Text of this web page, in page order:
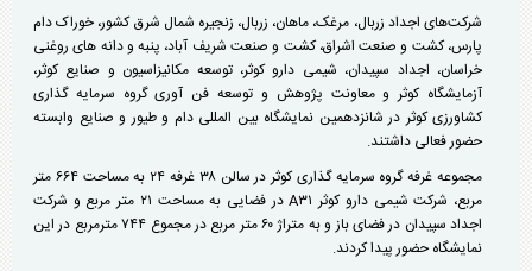
شرکت‌های اجداد زربال، مرغک، ماهان، زربال، زنجیره شمال شرق کشور، خوراک دام
پارس، کشت و صنعت اشراق، کشت و صنعت شریف آباد، پنبه و دانه های روغنی
خراسان، اجداد سپیدان، شیمی دارو کوثر، توسعه مکانیزاسیون و صنایع کوثر،
آزمایشگاه کوثر و معاونت پژوهش و توسعه فن آوری گروه سرمایه گذاری
کشاورزی کوثر در شانزدهمین نمایشگاه بین المللی دام و طیور و صنایع وابسته
حضور فعالی داشتند.
مجموعه غرفه گروه سرمایه گذاری کوثر در سالن ۳۸ غرفه ۲۴ به مساحت ۶۶۴ متر
مربع، شرکت شیمی دارو کوثر A۳۱
در فضایی به مساحت ۲۱ متر مربع و شرکت
اجداد سپیدان در فضای باز و به متراژ ۶۰ متر مربع در مجموع ۷۴۴ مترمربع در این
نمایشگاه حضور پیدا کردند.